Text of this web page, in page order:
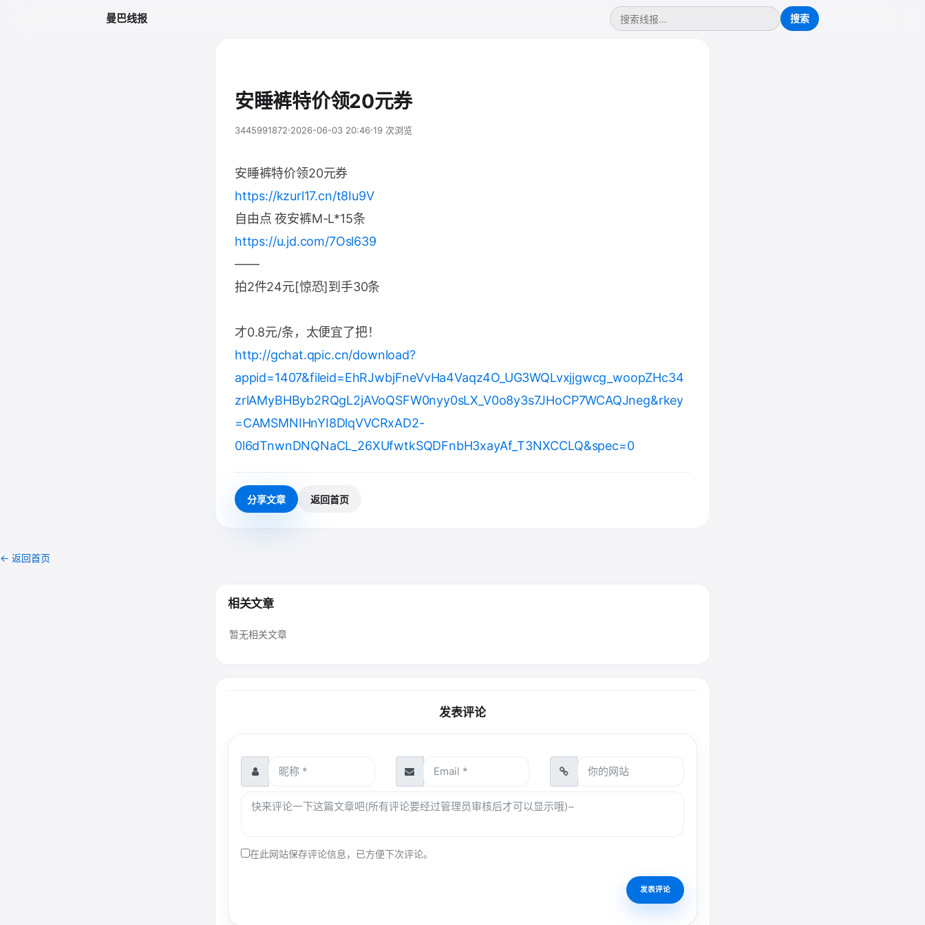
曼巴线报
安睡裤特价领20元券
3445991872 2026-06-03 20:46 19 次浏览
安睡裤特价领20元券
https://kzurl17.cn/t8Iu9V
自由点 夜安裤M-L*15条
https://u.jd.com/7Osl639
——
拍2件24元[惊恐]到手30条
才0.8元/条，太便宜了把！
http://gchat.qpic.cn/download?
appid=1407&fileid=EhRJwbjFneVvHa4Vaqz4O_UG3WQLvxjjgwcg_woopZHc34
zrlAMyBHByb2RQgL2jAVoQSFW0nyy0sLX_V0o8y3s7JHoCP7WCAQJneg&rkey
=CAMSMNIHnYI8DlqVVCRxAD2-
0l6dTnwnDNQNaCL_26XUfwtkSQDFnbH3xayAf_T3NXCCLQ&spec=0
分享文章 返回首页
← 返回首页
相关文章
暂无相关文章
发表评论
在此网站保存评论信息，已方便下次评论。